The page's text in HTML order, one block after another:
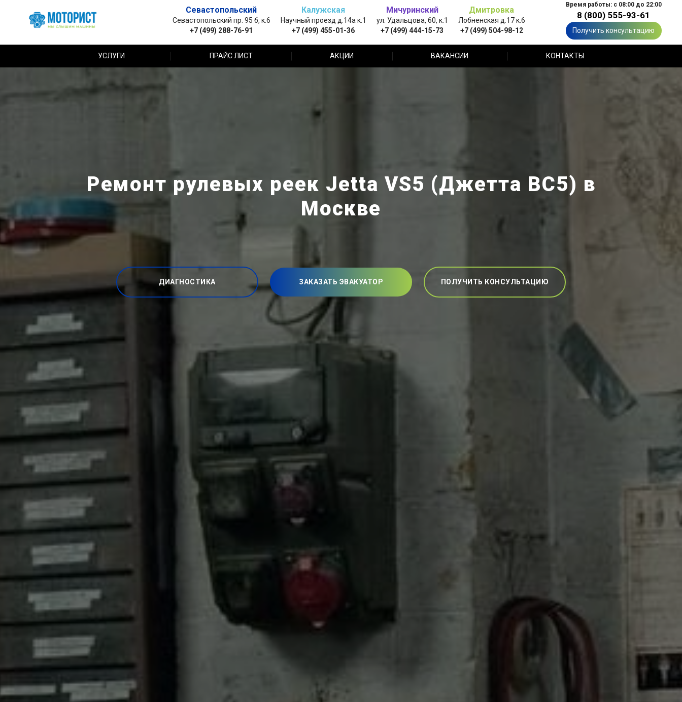
Севастопольский
Севастопольский пр. 95 б, к.6
+7 (499) 288-76-91
Калужская
Научный проезд д.14а к.1
+7 (499) 455-01-36
Мичуринский
ул. Удальцова, 60, к.1
+7 (499) 444-15-73
Дмитровка
Лобненская д.17 к.6
+7 (499) 504-98-12
Время работы: с 08:00 до 22:00
8 (800) 555-93-61
Получить консультацию
УСЛУГИ ПРАЙС ЛИСТ АКЦИИ ВАКАНСИИ КОНТАКТЫ
Ремонт рулевых реек Jetta VS5 (Джетта ВС5) в
Москве
ДИАГНОСТИКА ЗАКАЗАТЬ ЭВАКУАТОР ПОЛУЧИТЬ КОНСУЛЬТАЦИЮ